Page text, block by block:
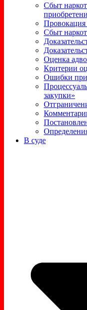
Сбыт
Провокация
Сбыт
Оценка
Критерии
Ошибки
закупки»
В суде